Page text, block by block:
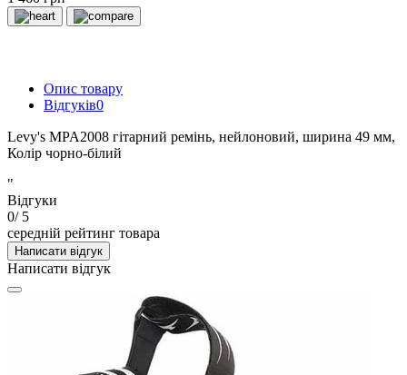
Опис товару
Відгуків0
Levy's MPA2008 гітарний ремінь, нейлоновий, ширина 49 мм,
Колір чорно-білий
"
Відгуки
0/ 5
середній рейтинг товара
Написати відгук
Написати відгук